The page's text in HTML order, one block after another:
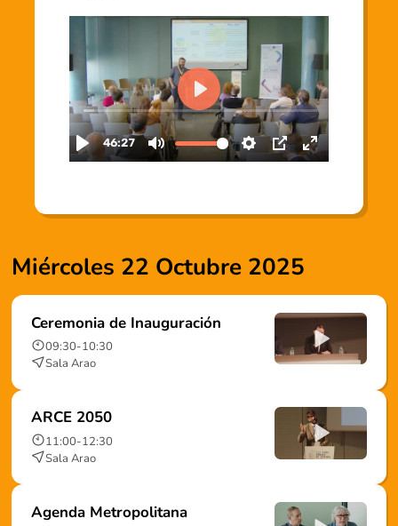
Miércoles 22 Octubre 2025
Ceremonia de Inauguración
09:30-10:30
Sala Arao
ARCE 2050
11:00-12:30
Sala Arao
Agenda Metropolitana